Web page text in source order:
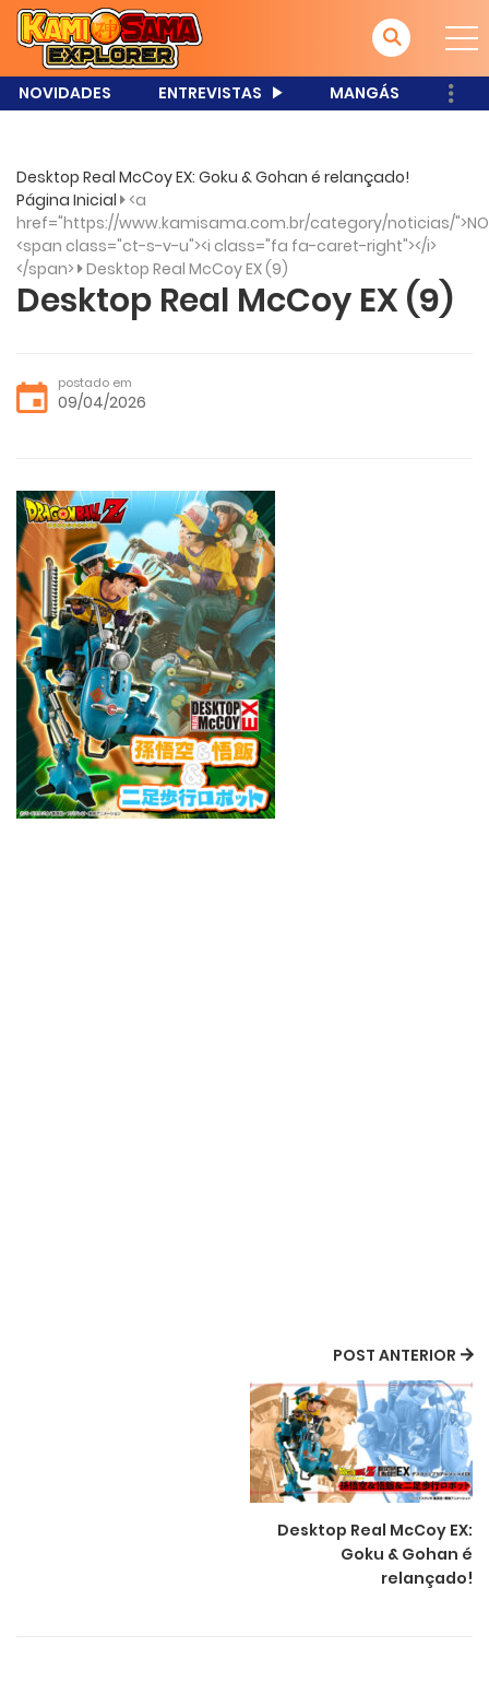
NOVIDADES ENTREVISTAS MANGÁS
Desktop Real McCoy EX: Goku & Gohan é relançado!
Página Inicial <a
href="https://www.kamisama.com.br/category/noticias/
<span class="ct-s-v-u"><i class="fa fa-caret-right"></i>
</span> Desktop Real McCoy EX (9)
Desktop Real McCoy EX (9)
postado em
09/04/2026
POST ANTERIOR
Desktop Real McCoy EX:
Goku & Gohan é
relançado!